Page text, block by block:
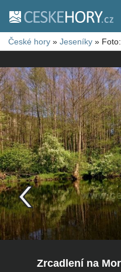
České hory » Jeseníky »
Zrcadlení na